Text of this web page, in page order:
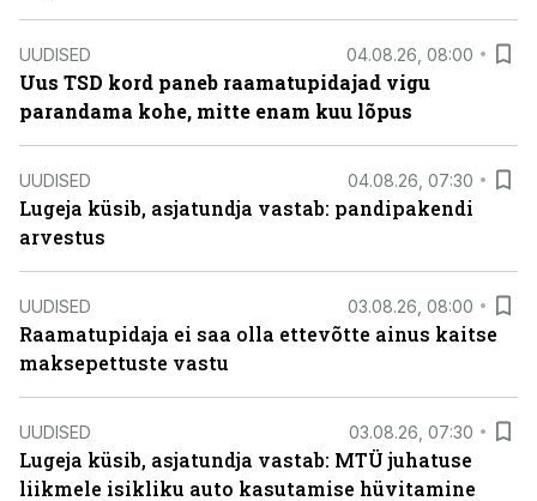
UUDISED 04.08.26, 08:00
Uus TSD kord paneb raamatupidajad vigu
parandama kohe, mitte enam kuu lõpus
UUDISED 04.08.26, 07:30
Lugeja küsib, asjatundja vastab: pandipakendi
arvestus
UUDISED 03.08.26, 08:00
Raamatupidaja ei saa olla ettevõtte ainus kaitse
maksepettuste vastu
UUDISED 03.08.26, 07:30
Lugeja küsib, asjatundja vastab: MTÜ juhatuse
liikmele isikliku auto kasutamise hüvitamine